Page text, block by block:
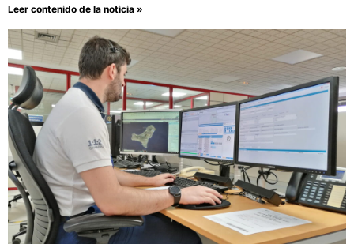
Leer contenido de la noticia »